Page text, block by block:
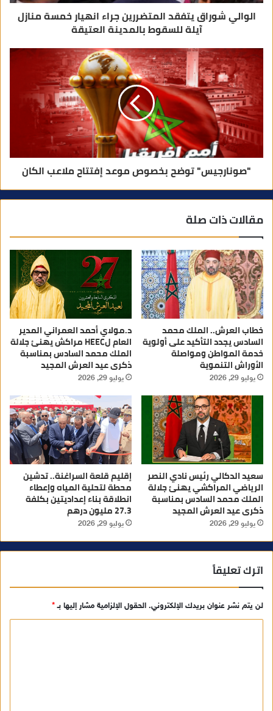
الوالي شوراق يتفقد المتضررين جراء انهيار خمسة منازل
آيلة للسقوط بالمدينة العتيقة
"صونارجيس" توضح بخصوص موعد إفتتاح ملاعب الكان
مقالات ذات صلة
خطاب العرش.. الملك محمد
السادس يجدد التأكيد على أولوية
خدمة المواطن ومواصلة
الأوراش التنموية
يوليو 29, 2026
د.مولاي أحمد العمراني المدير
العام لHEEC مراكش يهنئ جلالة
الملك محمد السادس بمناسبة
ذكرى عيد العرش المجيد
يوليو 29, 2026
سعيد الدكالي رئيس نادي النصر
الرياضي المراكشي يهنئ جلالة
الملك محمد السادس بمناسبة
ذكرى عيد العرش المجيد
يوليو 29, 2026
إقليم قلعة السراغنة.. تدشين
محطة لتحلية المياه وإعطاء
انطلاقة بناء إعداديتين بكلفة
27.3 مليون درهم
يوليو 29, 2026
اترك تعليقاً
لن يتم نشر عنوان بريدك الإلكتروني. الحقول الإلزامية مشار إليها بـ*